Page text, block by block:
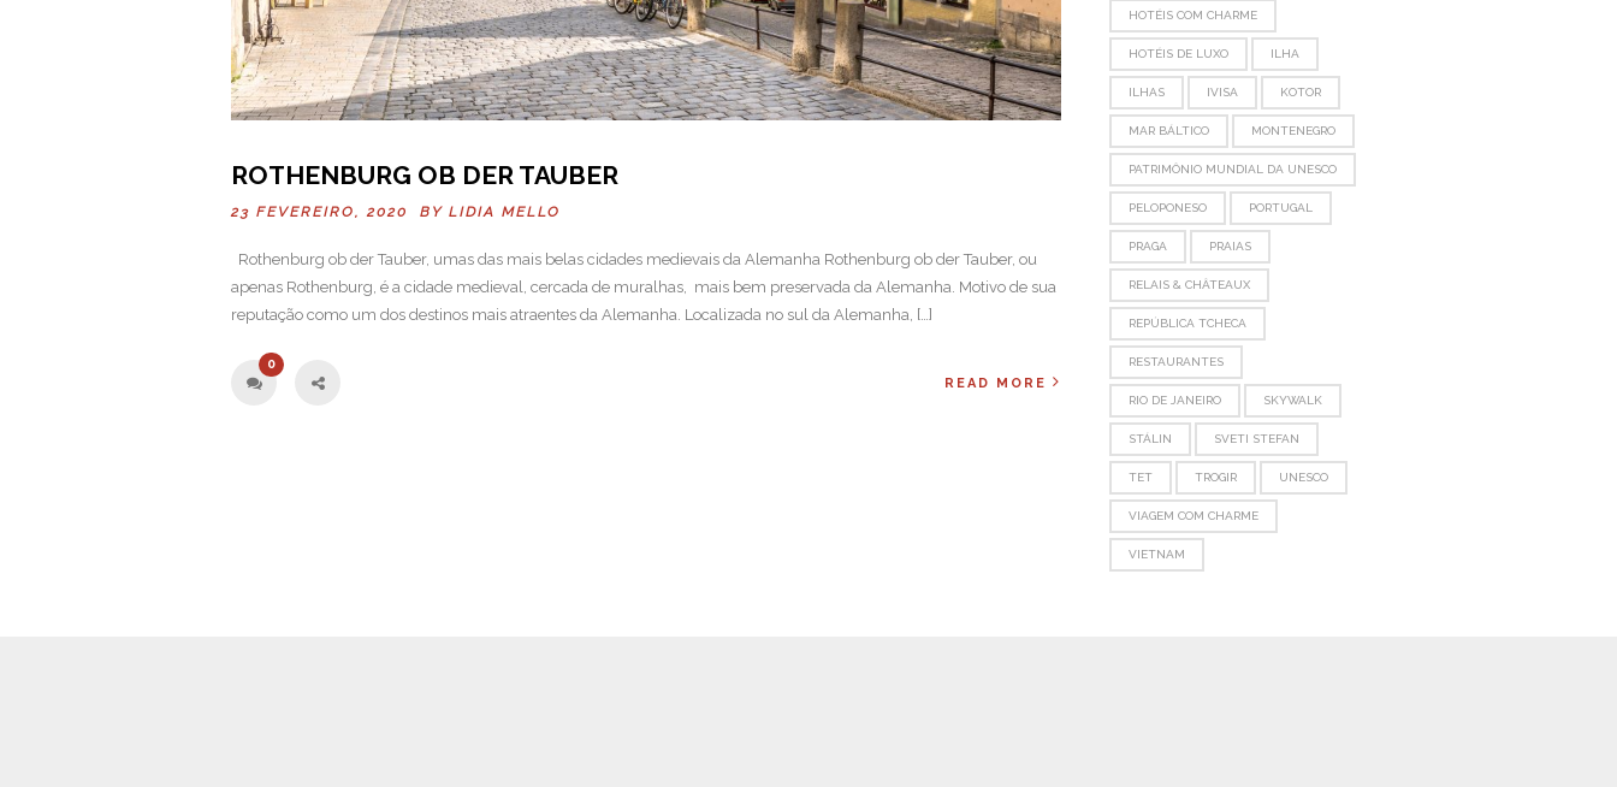
ROTHENBURG OB DER TAUBER
23 FEVEREIRO, 2020 BY LIDIA MELLO
Rothenburg ob der Tauber, umas das mais belas cidades medievais da Alemanha Rothenburg ob der Tauber, ou
apenas Rothenburg, é a cidade medieval, cercada de muralhas, mais bem preservada da Alemanha. Motivo de sua
reputação como um dos destinos mais atraentes da Alemanha. Localizada no sul da Alemanha, […]
0
READ MORE
HOTÉIS COM CHARME
HOTÉIS DE LUXO ILHA
ILHAS IVISA KOTOR
MAR BÁLTICO MONTENEGRO
PATRIMÔNIO MUNDIAL DA UNESCO
PELOPONESO PORTUGAL
PRAGA PRAIAS
RELAIS & CHÂTEAUX
REPÚBLICA TCHECA
RESTAURANTES
RIO DE JANEIRO SKYWALK
STÁLIN SVETI STEFAN
TET TROGIR UNESCO
VIAGEM COM CHARME
VIETNAM